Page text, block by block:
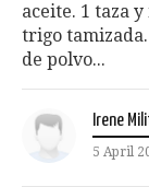
aceite. 1 taza
trigo
de polvo...
Irene
5 April